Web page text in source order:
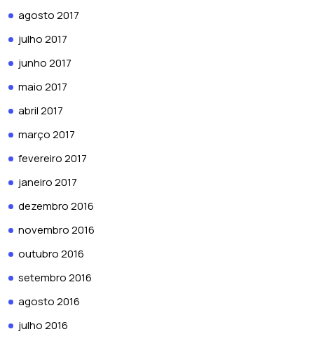
agosto 2017
julho 2017
junho 2017
maio 2017
abril 2017
março 2017
fevereiro 2017
janeiro 2017
dezembro 2016
novembro 2016
outubro 2016
setembro 2016
agosto 2016
julho 2016